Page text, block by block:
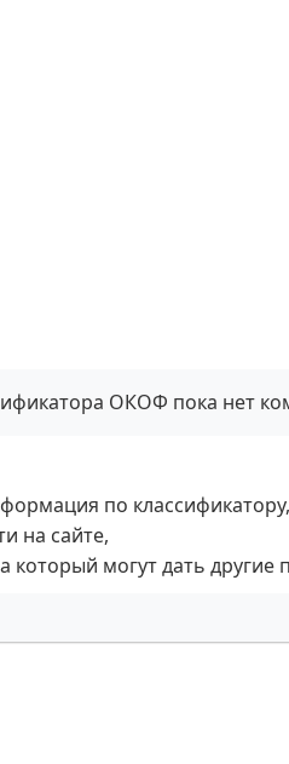
ОКОФ пока нет
по классификатору,
на сайте,
который могут дать другие